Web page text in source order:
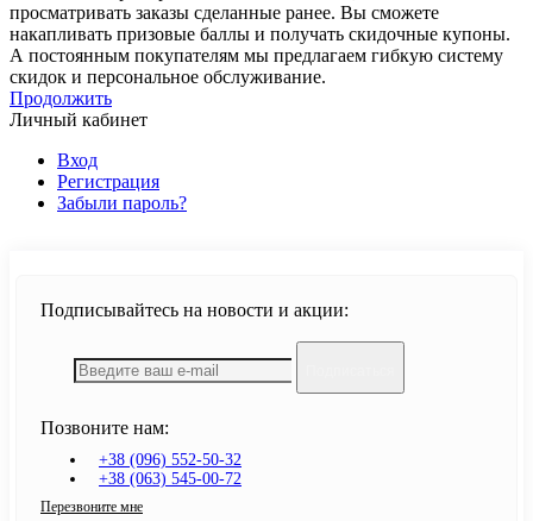
просматривать заказы сделанные ранее. Вы сможете
накапливать призовые баллы и получать скидочные купоны.
А постоянным покупателям мы предлагаем гибкую систему
скидок и персональное обслуживание.
Продолжить
Личный кабинет
Вход
Регистрация
Забыли пароль?
Подписывайтесь на новости и акции:
Позвоните нам:
+38 (096) 552-50-32
+38 (063) 545-00-72
Перезвоните мне